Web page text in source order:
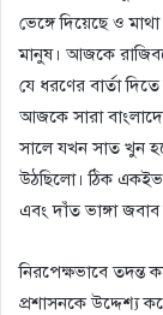
ভেঙ্গে দিয়েছে ও
মানুষ। আজকে
যে ধরণের বার্তা
আজকে সারা
সালে যখন সাত খুন
উঠছিলো। ঠিক
এবং দাঁত ভাঙ্গা জবাব
নিরপেক্ষভাবে তদন্ত
প্রশাসনকে উদ্দেশ্য